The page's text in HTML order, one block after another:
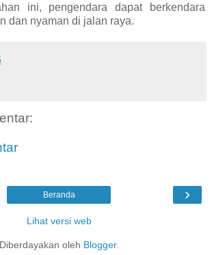
ini, pengendara dapat berkendara
dan nyaman di jalan raya.
›
Beranda
Lihat versi web
Diberdayakan oleh Blogger.